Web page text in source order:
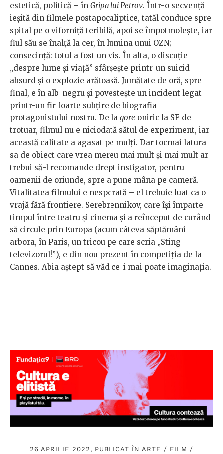
estetică, politică – în Gripa lui Petrov. Într-o secvență
ieșită din filmele postapocaliptice, tatăl conduce spre
spital pe o viforniță teribilă, apoi se împotmolește, iar
fiul său se înalță la cer, în lumina unui OZN;
consecință: totul a fost un vis. În alta, o discuție
„despre lume și viață” sfârșește printr-un suicid
absurd și o explozie arătoasă. Jumătate de oră, spre
final, e în alb-negru și povestește un incident legat
printr-un fir foarte subțire de biografia
protagonistului nostru. De la gore oniric la SF de
trotuar, filmul nu e niciodată sătul de experiment, iar
această calitate a agasat pe mulți. Dar tocmai latura
sa de obiect care vrea mereu mai mult și mai mult ar
trebui să-l recomande drept instigator, pentru
oamenii de oriunde, spre a pune mâna pe cameră.
Vitalitatea filmului e nesperată – el trebuie luat ca o
vrajă fără frontiere. Serebrennikov, care își împarte
timpul între teatru și cinema și a reînceput de curând
să circule prin Europa (acum câteva săptămâni
arbora, în Paris, un tricou pe care scria „Sting
televizorul!”), e din nou prezent în competiția de la
Cannes. Abia aștept să văd ce-i mai poate imaginația.
26 APRILIE 2022, PUBLICAT ÎN ARTE / FILM /